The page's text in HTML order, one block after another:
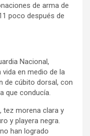
de arma de
poco después de
Nacional,
en medio de la
de cúbito dorsal, con
que conducía.
tez morena clara y
y playera negra.
han logrado